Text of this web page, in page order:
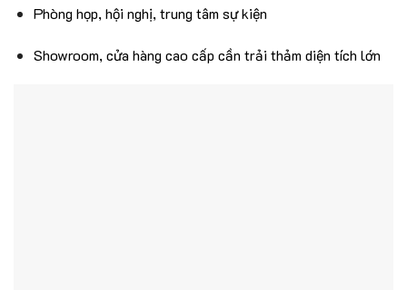
Phòng họp, hội nghị, trung tâm sự kiện
Showroom, cửa hàng cao cấp cần trải thảm diện tích lớn